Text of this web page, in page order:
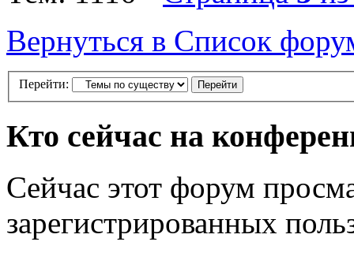
Вернуться в Список
Перейти:
Кто сейчас на
Сейчас этот форум
зарегистрированных